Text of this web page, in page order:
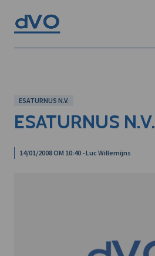
ESATURNUS N.V.
ESATURNUS N.V.
14/01/2008 OM 10:40 - Luc Willemijns